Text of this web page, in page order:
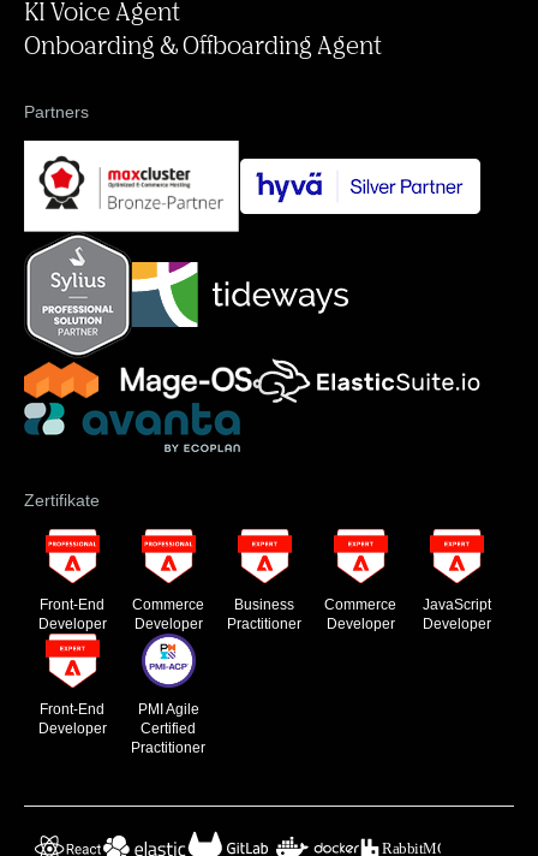
KI Voice Agent
Onboarding & Offboarding Agent
Partners
Zertifikate
Front-End
Developer
Commerce
Developer
Business
Practitioner
Commerce
Developer
JavaScript
Developer
Front-End
Developer
PMI Agile
Certified
Practitioner